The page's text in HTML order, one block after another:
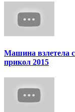
Машина взлетела
прикол 2015